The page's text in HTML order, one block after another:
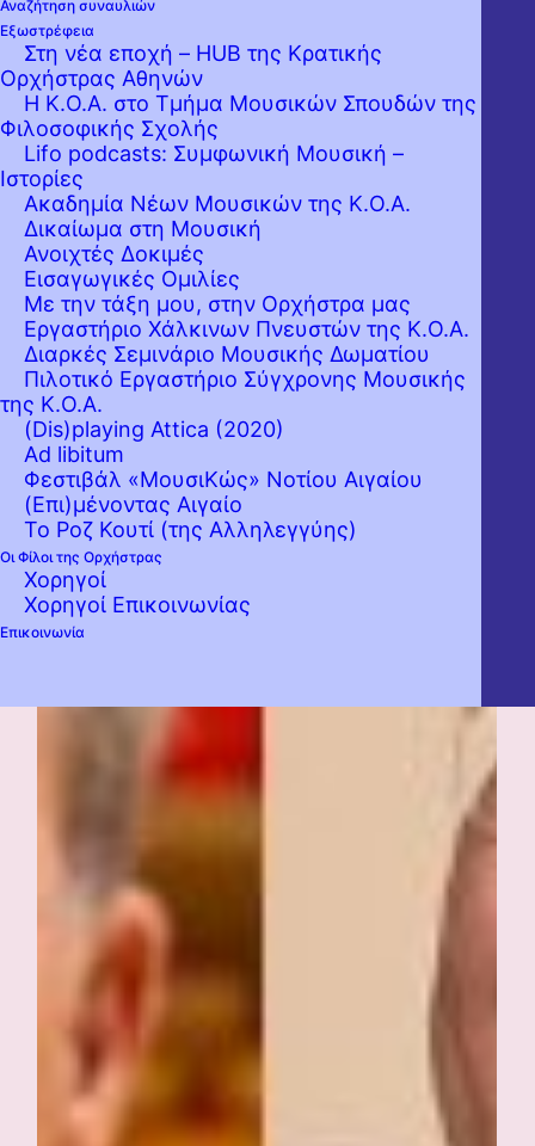
Αναζήτηση συναυλιών
Εξωστρέφεια
Στη νέα εποχή – HUB της Κρατικής
Ορχήστρας Αθηνών
Η Κ.Ο.Α. στο Τμήμα Μουσικών Σπουδών της
Φιλοσοφικής Σχολής
Lifo podcasts: Συμφωνική Μουσική –
Ιστορίες
Ακαδημία Νέων Μουσικών της Κ.Ο.Α.
Δικαίωμα στη Μουσική
Ανοιχτές Δοκιμές
Εισαγωγικές Ομιλίες
Με την τάξη μου, στην Ορχήστρα μας
Εργαστήριo Χάλκινων Πνευστών της Κ.Ο.Α.
Διαρκές Σεμινάριο Μουσικής Δωματίου
Πιλοτικό Εργαστήριο Σύγχρονης Μουσικής
της Κ.Ο.Α.
(Dis)playing Attica (2020)
Ad libitum
Φεστιβάλ «ΜουσιΚώς» Νοτίου Αιγαίου
(Επι)μένοντας Αιγαίο
Το Ροζ Κουτί (της Αλληλεγγύης)
Οι Φίλοι της Ορχήστρας
Χορηγοί
Χορηγοί Επικοινωνίας
Επικοινωνία